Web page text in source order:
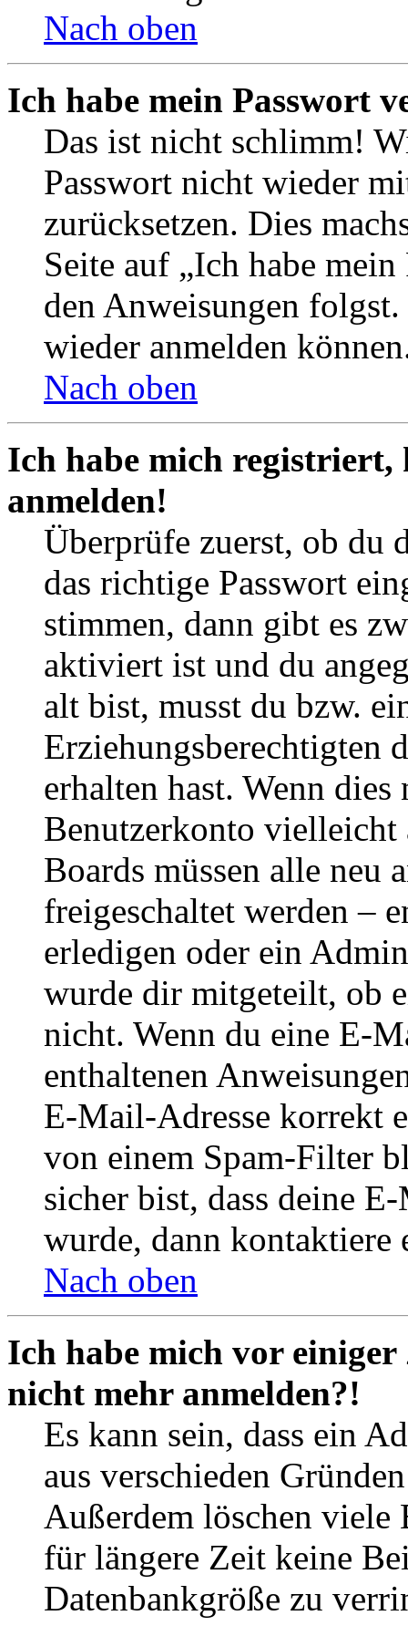
Nach oben
Ich habe mein Passwort
Das ist nicht schlimm!
Passwort nicht wieder
zurücksetzen. Dies
Seite auf „Ich habe
den Anweisungen
wieder anmelden
Nach oben
Ich habe mich
anmelden!
Überprüfe zuerst, ob du
das richtige Passwort
stimmen, dann gibt es
aktiviert ist und du
alt bist, musst du bzw.
Erziehungsberechtigten
erhalten hast. Wenn
Benutzerkonto
Boards müssen alle neu
freigeschaltet werden –
erledigen oder ein
wurde dir mitgeteilt, ob
nicht. Wenn du eine E-
enthaltenen
E-Mail-Adresse korrekt
von einem Spam-Filter
sicher bist, dass deine
wurde, dann kontaktiere
Nach oben
Ich habe mich vor
nicht mehr anmelden?!
Es kann sein, dass ein
aus verschieden
Außerdem löschen viele
für längere Zeit keine
Datenbankgröße zu